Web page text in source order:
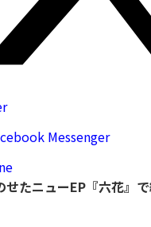
Messenger
せたニューEP『六花』